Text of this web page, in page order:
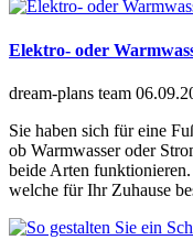
Elektro- oder
dream-plans team
Sie haben sich für eine
ob Warmwasser oder
beide Arten
welche für Ihr Zuhause